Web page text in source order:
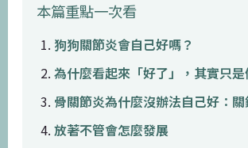
本篇重點一次看
狗狗關節炎會自己好嗎？
為什麼看起來「好了」，其實只
骨關節炎為什麼沒辦法自己好：
放著不管會怎麼發展